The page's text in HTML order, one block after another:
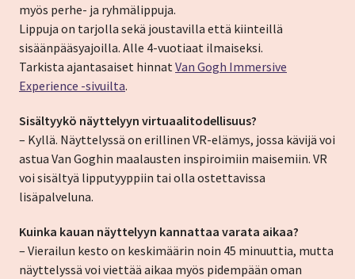
myös perhe- ja ryhmälippuja.
Lippuja on tarjolla sekä joustavilla että kiinteillä
sisäänpääsyajoilla. Alle 4-vuotiaat ilmaiseksi.
Tarkista ajantasaiset hinnatVan Gogh Immersive
Experience -sivuilta.
Sisältyykö näyttelyyn virtuaalitodellisuus?
– Kyllä. Näyttelyssä on erillinen VR-elämys, jossa kävijä voi
astua Van Goghin maalausten inspiroimiin maisemiin. VR
voi sisältyä lipputyyppiin tai olla ostettavissa
lisäpalveluna.
Kuinka kauan näyttelyyn kannattaa varata aikaa?
– Vierailun kesto on keskimäärin noin 45 minuuttia, mutta
näyttelyssä voi viettää aikaa myös pidempään oman